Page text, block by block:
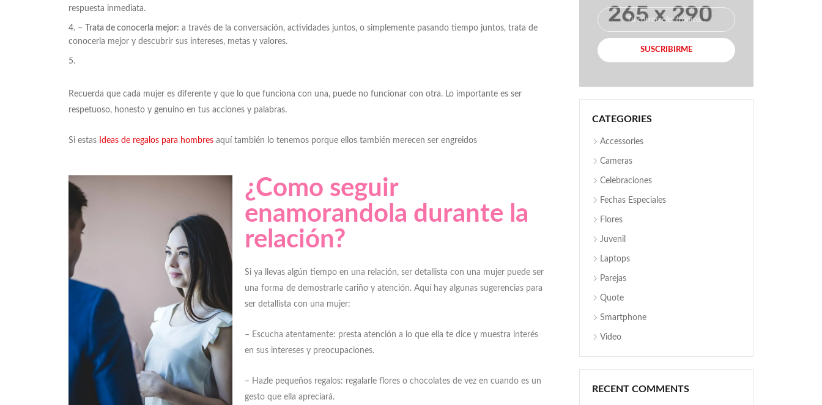
respuesta inmediata.
– Trata de conocerla mejor: a través de la conversación, actividades juntos, o simplemente pasando tiempo juntos, trata de
conocerla mejor y descubrir sus intereses, metas y valores.
Recuerda que cada mujer es diferente y que lo que funciona con una, puede no funcionar con otra. Lo importante es ser
respetuoso, honesto y genuino en tus acciones y palabras.
Si estas Ideas de regalos para hombres aquí también lo tenemos porque ellos también merecen ser engreidos
¿Como seguir
enamorandola durante la
relación?
Si ya llevas algún tiempo en una relación, ser detallista con una mujer puede ser
una forma de demostrarle cariño y atención. Aquí hay algunas sugerencias para
ser detallista con una mujer:
– Escucha atentamente: presta atención a lo que ella te dice y muestra interés
en sus intereses y preocupaciones.
– Hazle pequeños regalos: regalarle flores o chocolates de vez en cuando es un
gesto que ella apreciará.
SUSCRIBIRME
CATEGORIES
Accessories
Cameras
Celebraciones
Fechas Especiales
Flores
Juvenil
Laptops
Parejas
Quote
Smartphone
Video
RECENT COMMENTS